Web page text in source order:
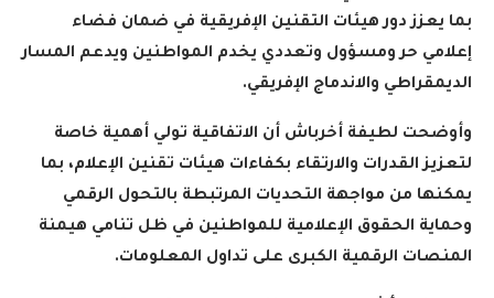
بما يعزز دور هيئات التقنين الإفريقية في ضمان فضاء
إعلامي حر ومسؤول وتعددي يخدم المواطنين ويدعم المسار
الديمقراطي والاندماج الإفريقي.
وأوضحت لطيفة أخرباش أن الاتفاقية تولي أهمية خاصة
لتعزيز القدرات والارتقاء بكفاءات هيئات تقنين الإعلام، بما
يمكنها من مواجهة التحديات المرتبطة بالتحول الرقمي
وحماية الحقوق الإعلامية للمواطنين في ظل تنامي هيمنة
المنصات الرقمية الكبرى على تداول المعلومات.